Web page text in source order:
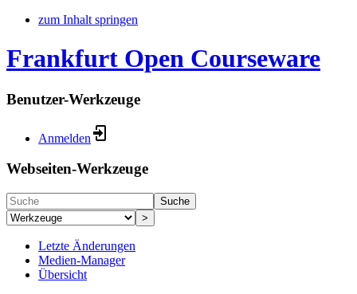
zum Inhalt springen
Frankfurt Open Courseware
Benutzer-Werkzeuge
Anmelden
Webseiten-Werkzeuge
Suche
>
Letzte Änderungen
Medien-Manager
Übersicht